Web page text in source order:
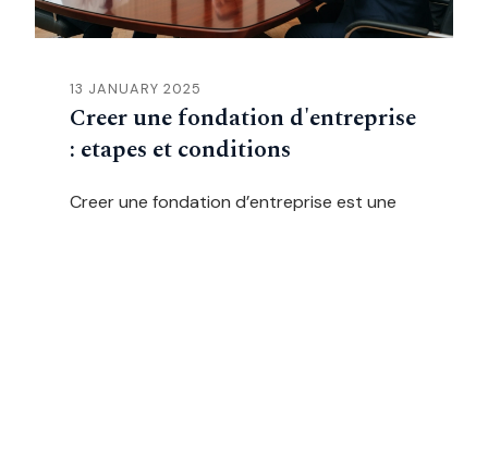
13 JANUARY 2025
Creer une fondation d'entreprise
: etapes et conditions
Creer une fondation d’entreprise est une